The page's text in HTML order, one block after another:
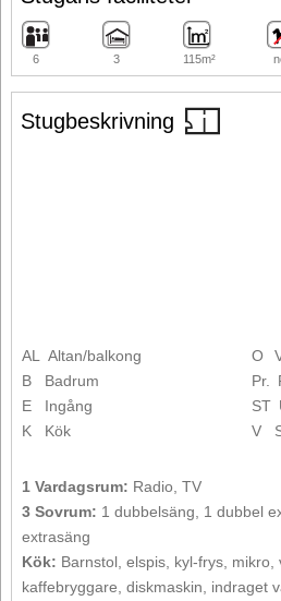
Stugbeskrivning
AL
Altan/balkong
B
Badrum
E
Ingång
K
Kök
O
Pr.
ST
V
1 Vardagsrum: Radio, TV
3 Sovrum: 1 dubbelsäng, 1 dubbel
extrasäng
Kök: Barnstol, elspis, kyl-frys, mikro,
kaffebryggare, diskmaskin, indraget
6 3 115m²